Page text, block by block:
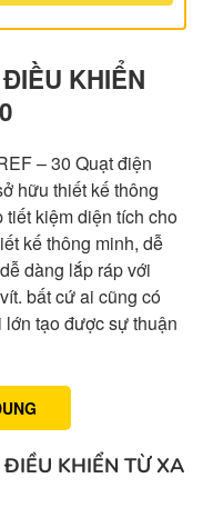
KHIỂN
– 30 Quạt điện
hữu thiết kế thông
tiết kiệm diện tích cho
kế thông minh, dễ
dàng lắp ráp với
bất cứ ai cũng có
tạo được sự thuận
KHIỂN TỪ XA